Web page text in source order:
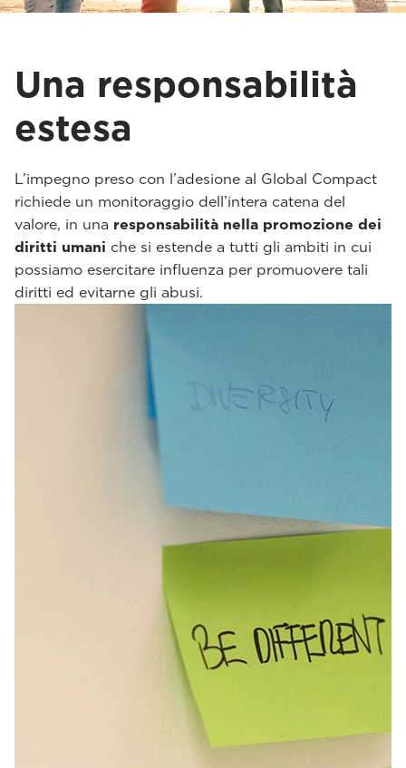
Una responsabilità
estesa
L’impegno preso con l’adesione al Global Compact
richiede un monitoraggio dell’intera catena del
valore, in una responsabilità nella promozione dei
diritti umani che si estende a tutti gli ambiti in cui
possiamo esercitare influenza per promuovere tali
diritti ed evitarne gli abusi.